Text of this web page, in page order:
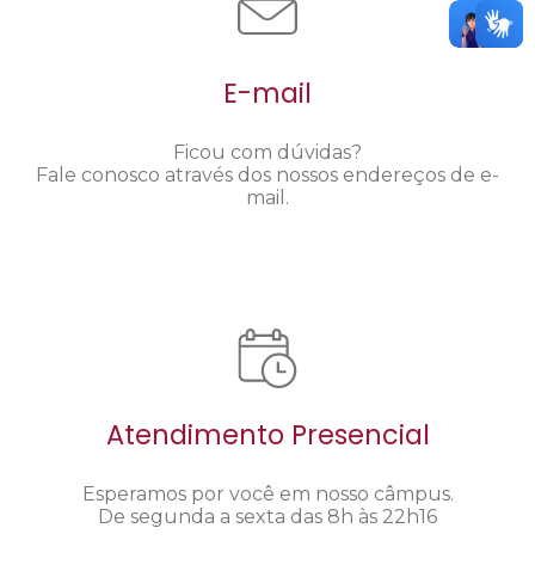
E-mail
Ficou com dúvidas?
Fale conosco através dos nossos endereços de e-
mail.
Atendimento Presencial
Esperamos por você em nosso câmpus.
De segunda a sexta das 8h às 22h16